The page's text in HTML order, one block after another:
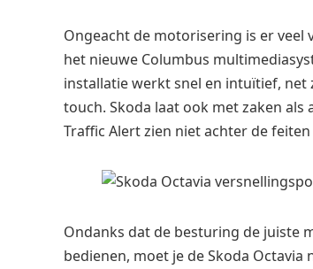
Ongeacht de motorisering is er veel
het nieuwe Columbus
installatie werkt snel en intuïtief, net
touch. Skoda laat ook met zaken
Traffic Alert zien niet achter de
Ondanks dat de besturing de juiste
bedienen, moet je de Skoda